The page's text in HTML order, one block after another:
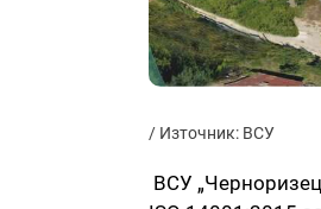
/ Източник: ВСУ
ВСУ